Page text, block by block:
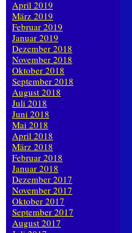
April 2019
März 2019
Februar 2019
Januar 2019
Dezember 2018
November 2018
Oktober 2018
September 2018
August 2018
Juli 2018
Juni 2018
Mai 2018
April 2018
März 2018
Februar 2018
Januar 2018
Dezember 2017
November 2017
Oktober 2017
September 2017
August 2017